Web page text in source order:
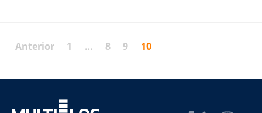
Anterior 1 … 8 9 10